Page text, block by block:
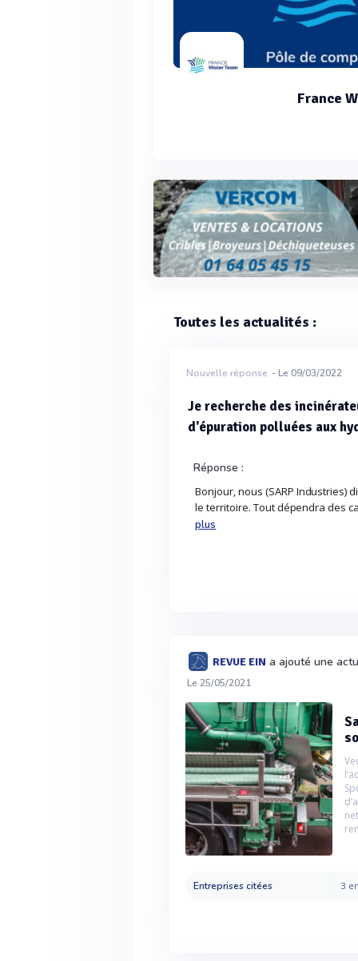
France
Toutes les actualités :
Nouvelle réponse - Le 09/03/2022
Je recherche des
d'épuration polluées aux
Réponse :
Bonjour, nous (SARP Industries)
le territoire. Tout dépendra des
plus
REVUE EIN a ajouté une
Le 25/05/2021
Entreprises citées 3